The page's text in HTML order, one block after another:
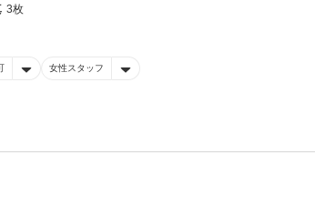
3枚
女性スタッフ